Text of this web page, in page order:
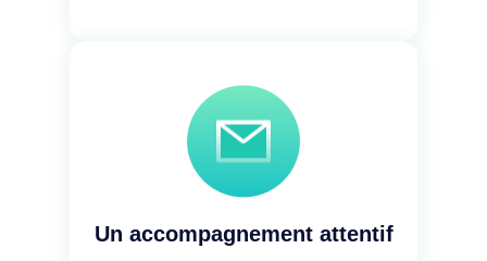
Un accompagnement attentif